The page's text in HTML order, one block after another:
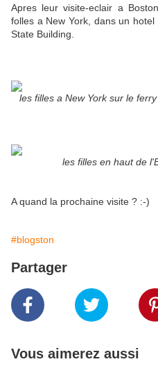
Apres leur visite-eclair a
folles a New York, dans un
State Building.
les filles a New York sur le
les filles en haut de
A quand la prochaine visite ? :-)
#blogston
Partager
Vous aimerez aussi